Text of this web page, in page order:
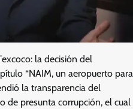
la decisión del
“NAIM, un aeropuerto para
la transparencia del
de presunta corrupción, el cual